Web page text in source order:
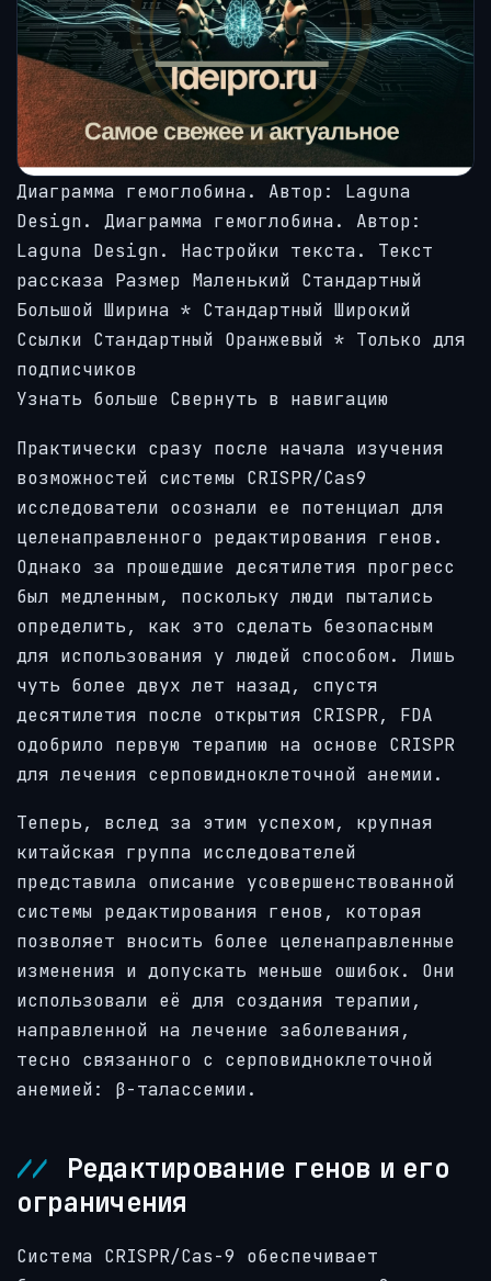
Диаграмма гемоглобина. Автор: Laguna
Design.
Диаграмма гемоглобина. Автор:
Laguna Design.
Настройки текста.
Текст
рассказа Размер Маленький Стандартный
Большой Ширина * Стандартный Широкий
Ссылки Стандартный Оранжевый * Только для
подписчиков
Узнать больше Свернуть в навигацию
Практически сразу после начала изучения
возможностей системы CRISPR/Cas9
исследователи осознали ее потенциал для
целенаправленного редактирования генов.
Однако за прошедшие десятилетия прогресс
был медленным, поскольку люди пытались
определить, как это сделать безопасным
для использования у людей способом. Лишь
чуть более двух лет назад, спустя
десятилетия после открытия CRISPR, FDA
одобрило первую терапию на основе CRISPR
для лечения серповидноклеточной анемии.
Теперь, вслед за этим успехом, крупная
китайская группа исследователей
представила описание усовершенствованной
системы редактирования генов, которая
позволяет вносить более целенаправленные
изменения и допускать меньше ошибок. Они
использовали её для создания терапии,
направленной на лечение заболевания,
тесно связанного с серповидноклеточной
анемией: β-талассемии.
Редактирование генов и его
ограничения
Система CRISPR/Cas-9 обеспечивает